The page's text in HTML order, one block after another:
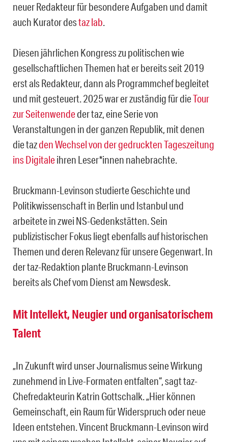
neuer Redakteur für besondere Aufgaben und damit
auch Kurator destaz lab.
Diesen jährlichen Kongress zu politischen wie
gesellschaftlichen Themen hat er bereits seit 2019
erst als Redakteur, dann als Programmchef begleitet
und mit gesteuert. 2025 war er zuständig für dieTour
zur Seitenwendeder taz, eine Serie von
Veranstaltungen in der ganzen Republik, mit denen
die tazden Wechsel von der gedruckten Tageszeitung
ins Digitaleihren Leser*innen nahebrachte.
Bruckmann-Levinson studierte Geschichte und
Politikwissenschaft in Berlin und Istanbul und
arbeitete in zwei NS-Gedenkstätten. Sein
publizistischer Fokus liegt ebenfalls auf historischen
Themen und deren Relevanz für unsere Gegenwart. In
der taz-Redaktion plante Bruckmann-Levinson
bereits als Chef vom Dienst am Newsdesk.
Mit Intellekt, Neugier und organisatorischem
Talent
„In Zukunft wird unser Journalismus seine Wirkung
zunehmend in Live-Formaten entfalten“, sagt taz-
Chefredakteurin Katrin Gottschalk. „Hier können
Gemeinschaft, ein Raum für Widerspruch oder neue
Ideen entstehen. Vincent Bruckmann-Levinson wird